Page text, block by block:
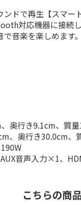
ドで再生【スマー
対応機器に接続
音楽を楽しめます。
奥行き9.1cm、質
、奥行き30.0cm、
音声入力×1、
こちらの商